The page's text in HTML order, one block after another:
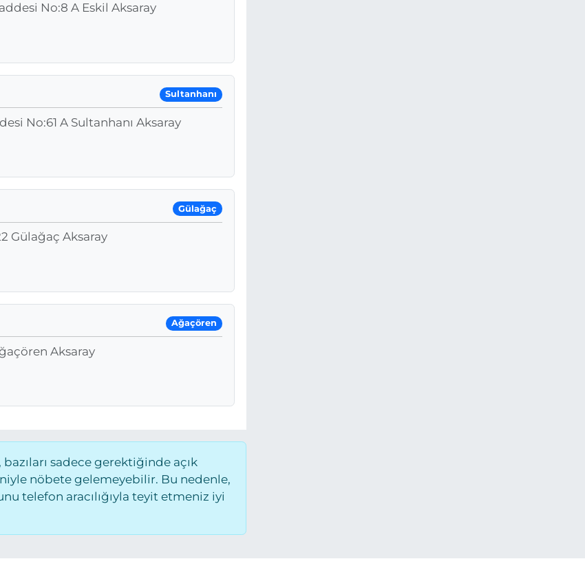
No:8 A Eskil Aksaray
Sultanhanı
No:61 A Sultanhanı Aksaray
Gülağaç
Gülağaç Aksaray
Ağaçören
Aksaray
sadece gerektiğinde açık
nöbete gelemeyebilir. Bu nedenle,
telefon aracılığıyla teyit etmeniz iyi